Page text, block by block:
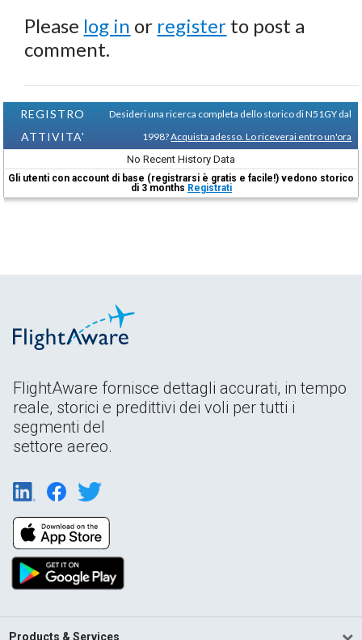
Please log in or register to post a
comment.
REGISTRO
ATTIVITA'
Desideri una ricerca completa dello storico di N51GY dal
1998?Acquista adesso. Lo riceverai entro un'ora
No Recent History Data
Gli utenti con account di base (registrarsi è gratis e facile!) vedono storico
di 3 months Registrati
FlightAware fornisce dettagli accurati, in tempo
reale, storici e predittivi dei voli per tutti i
segmenti del
settore aereo.
Products & Services